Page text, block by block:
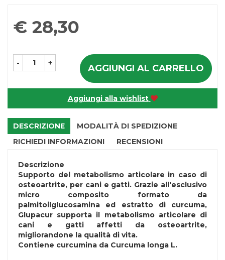
Prezzo
€ 28,30
- + AGGIUNGI AL CARRELLO
Aggiungi alla wishlist
DESCRIZIONE
MODALITÀ DI SPEDIZIONE
RICHIEDI INFORMAZIONI
RECENSIONI
Descrizione
Supporto del metabolismo articolare in caso di
osteoartrite, per cani e gatti. Grazie all'esclusivo
micro composito formato da
palmitoilglucosamina ed estratto di curcuma,
Glupacur supporta il metabolismo articolare di
cani e gatti affetti da osteoartrite,
migliorandone la qualità di vita.
Contiene curcumina da Curcuma longa L.